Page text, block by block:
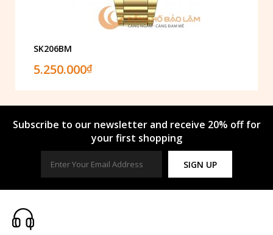
SK206BM
5.250.000₫
Subscribe to our newsletter and receive 20% off for
your first shopping
SIGN UP